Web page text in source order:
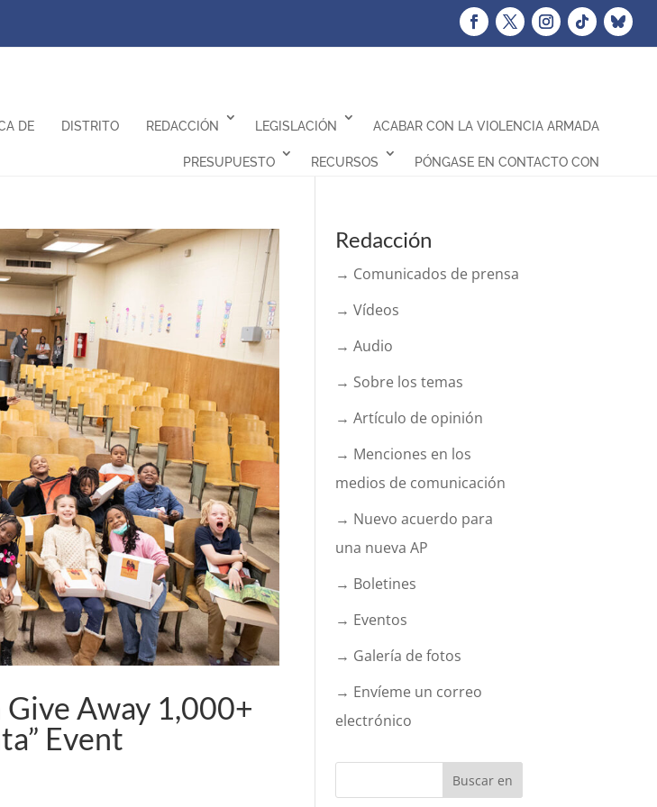
DE DISTRITO REDACCIÓN LEGISLACIÓN ACABAR CON LA VIOLENCIA ARMADA
PRESUPUESTO RECURSOS PÓNGASE EN CONTACTO CON
Give Away 1,000+
Event
Redacción
→ Comunicados de prensa
→ Vídeos
→ Audio
→ Sobre los temas
→ Artículo de opinión
→ Menciones en los
medios de comunicación
→ Nuevo acuerdo para
una nueva AP
→ Boletines
→ Eventos
→ Galería de fotos
→ Envíeme un correo
electrónico